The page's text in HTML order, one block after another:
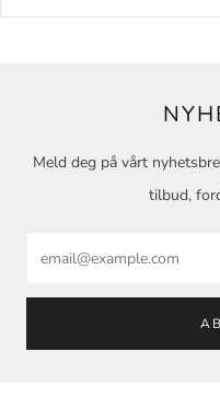
Meld deg på vårt
tilbud,